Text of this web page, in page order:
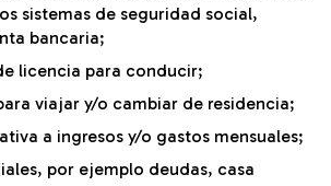
sistemas de seguridad social,
bancaria;
licencia para conducir;
viajar y/o cambiar de residencia;
a ingresos y/o gastos mensuales;
por ejemplo deudas, casa